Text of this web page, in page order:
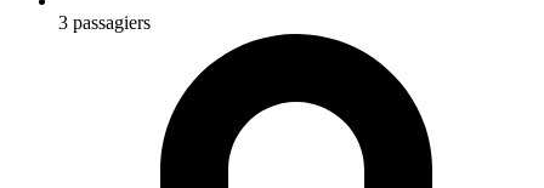
3 passagiers